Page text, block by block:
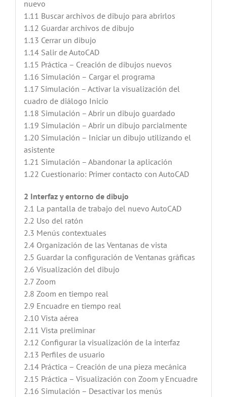
nuevo
1.11 Buscar archivos de dibujo para abrirlos
1.12 Guardar archivos de dibujo
1.13 Cerrar un dibujo
1.14 Salir de AutoCAD
1.15 Práctica – Creación de dibujos nuevos
1.16 Simulación – Cargar el programa
1.17 Simulación – Activar la visualización del
cuadro de diálogo Inicio
1.18 Simulación – Abrir un dibujo guardado
1.19 Simulación – Abrir un dibujo parcialmente
1.20 Simulación – Iniciar un dibujo utilizando el
asistente
1.21 Simulación – Abandonar la aplicación
1.22 Cuestionario: Primer contacto con AutoCAD
2 Interfaz y entorno de dibujo
2.1 La pantalla de trabajo del nuevo AutoCAD
2.2 Uso del ratón
2.3 Menús contextuales
2.4 Organización de las Ventanas de vista
2.5 Guardar la configuración de Ventanas gráficas
2.6 Visualización del dibujo
2.7 Zoom
2.8 Zoom en tiempo real
2.9 Encuadre en tiempo real
2.10 Vista aérea
2.11 Vista preliminar
2.12 Configurar la visualización de la interfaz
2.13 Perfiles de usuario
2.14 Práctica – Creación de una pieza mecánica
2.15 Práctica – Visualización con Zoom y Encuadre
2.16 Simulación – Desactivar los menús